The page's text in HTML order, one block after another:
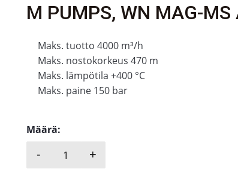
M PUMPS, WN MAG-
Maks. tuotto 4000 m³/h
Maks. nostokorkeus 470 m
Maks. lämpötila +400 °C
Maks. paine 150 bar
Määrä:
M PUMPS, WN MAG-MS API 685 BB2
- +